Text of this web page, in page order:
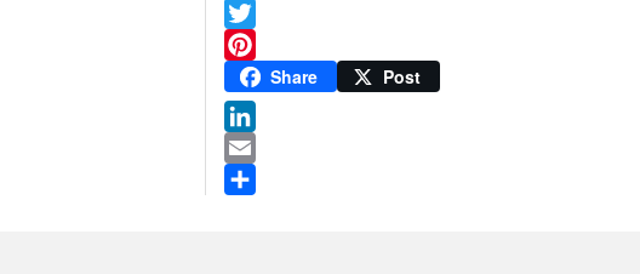
Facebook
Twitter
Pinterest
Share Post
LinkedIn
Email